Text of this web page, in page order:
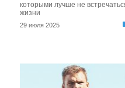
которыми лучше не
жизни
29 июля 2025